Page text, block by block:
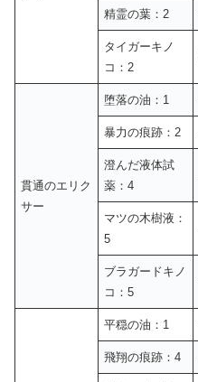
精霊の葉：2
タイガーキノ
コ：2
貫通のエリク
サー
堕落の油：1
暴力の痕跡：2
澄んだ液体試
薬：4
マツの木樹液：
5
ブラガードキノ
コ：5
平穏の油：1
飛翔の痕跡：4